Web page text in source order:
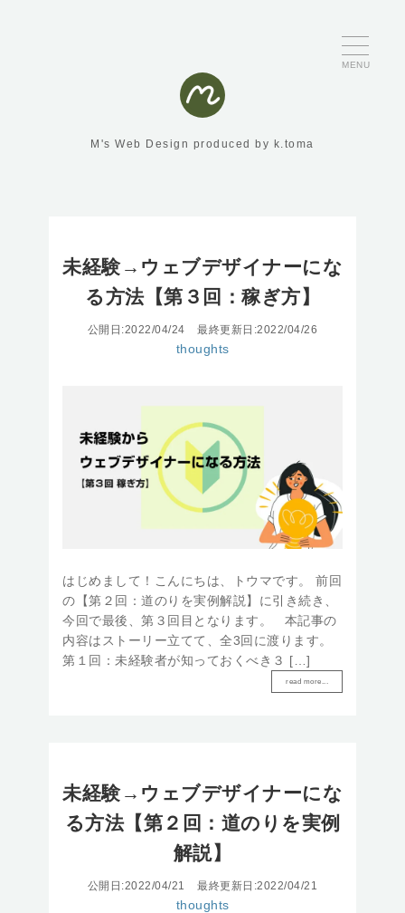
MENU
M's Web Design produced by k.toma
未経験→ウェブデザイナーにな
る方法【第３回：稼ぎ方】
公開日:2022/04/24 最終更新日:2022/04/26
thoughts
はじめまして！こんにちは、トウマです。 前回
の【第２回：道のりを実例解説】に引き続き、
今回で最後、第３回目となります。 本記事の
内容はストーリー立てて、全3回に渡ります。
第１回：未経験者が知っておくべき３ […]
read more...
未経験→ウェブデザイナーにな
る方法【第２回：道のりを実例
解説】
公開日:2022/04/21 最終更新日:2022/04/21
thoughts